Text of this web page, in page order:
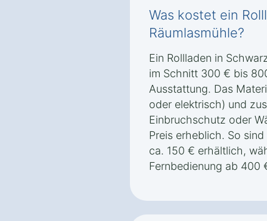
Was kostet ein
Räumlasmühle?
Ein Rollladen in
im Schnitt 300 € bis
Ausstattung. Das
oder elektrisch) und
Einbruchschutz oder
Preis erheblich. So
ca. 150 € erhältlich,
Fernbedienung ab 400